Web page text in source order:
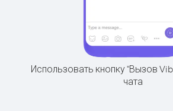
Использовать кнопку "Вызов
чата